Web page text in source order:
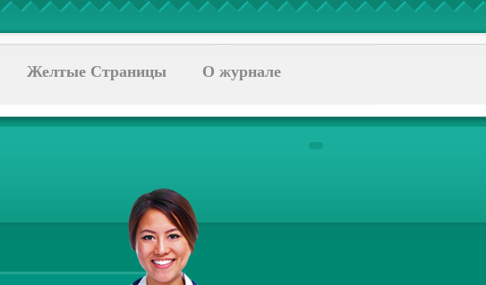
Желтые Страницы О журнале